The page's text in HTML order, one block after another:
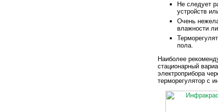
Не следует
устройств
Очень
влажности
пола.
Наиболее
стационарный
электроприбора
терморегулятор с